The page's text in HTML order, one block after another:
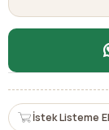
İstek Listeme